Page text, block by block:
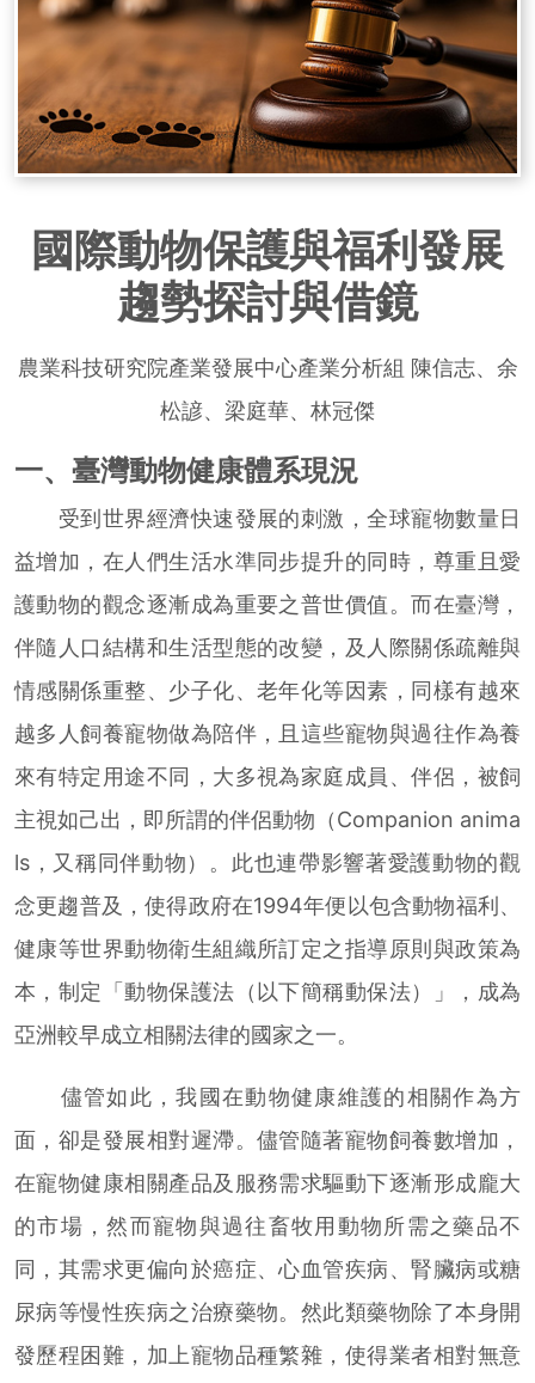
國際動物保護與福利發展
趨勢探討與借鏡
農業科技研究院產業發展中心產業分析組 陳信志、余
松諺、梁庭華、林冠傑
一、臺灣動物健康體系現況
受到世界經濟快速發展的刺激，全球寵物數量日
益增加，在人們生活水準同步提升的同時，尊重且愛
護動物的觀念逐漸成為重要之普世價值。而在臺灣，
伴隨人口結構和生活型態的改變，及人際關係疏離與
情感關係重整、少子化、老年化等因素，同樣有越來
越多人飼養寵物做為陪伴，且這些寵物與過往作為養
來有特定用途不同，大多視為家庭成員、伴侶，被飼
主視如己出，即所謂的伴侶動物（Companion anima
ls，又稱同伴動物）。此也連帶影響著愛護動物的觀
念更趨普及，使得政府在1994年便以包含動物福利、
健康等世界動物衛生組織所訂定之指導原則與政策為
本，制定「動物保護法（以下簡稱動保法）」，成為
亞洲較早成立相關法律的國家之一。
儘管如此，我國在動物健康維護的相關作為方
面，卻是發展相對遲滯。儘管隨著寵物飼養數增加，
在寵物健康相關產品及服務需求驅動下逐漸形成龐大
的市場，然而寵物與過往畜牧用動物所需之藥品不
同，其需求更偏向於癌症、心血管疾病、腎臟病或糖
尿病等慢性疾病之治療藥物。然此類藥物除了本身開
發歷程困難，加上寵物品種繁雜，使得業者相對無意